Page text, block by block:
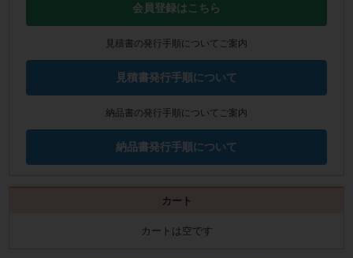
会員登録はこちら
見積書の発行手順についてご案内
見積書発行手順について
納品書の発行手順についてご案内
納品書発行手順について
カート
カートは空です